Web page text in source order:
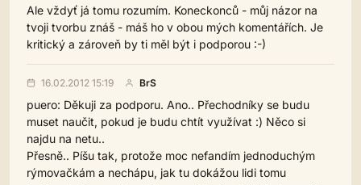
Ale vždyť já tomu rozumím. Koneckonců - můj názor na
tvoji tvorbu znáš - máš ho v obou mých komentářích. Je
kritický a zároveň by ti měl být i podporou :-)
16.02.2012 15:19 BrS
puero: Děkuji za podporu. Ano.. Přechodníky se budu
muset naučit, pokud je budu chtít využívat :) Něco si
najdu na netu..
Přesně.. Píšu tak, protože moc nefandím jednoduchým
rýmovačkám a nechápu, jak tu dokážou lidi tomu